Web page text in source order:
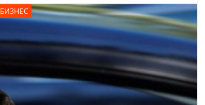
БИЗНЕС